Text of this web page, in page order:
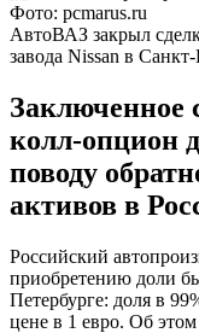
Фото: pcmarus.ru
АвтоВАЗ закрыл
завода Nissan в
Заключенное
колл-опцион
поводу
активов в
Российский
приобретению доли
Петербурге: доля в
цене в 1 евро. Об этом